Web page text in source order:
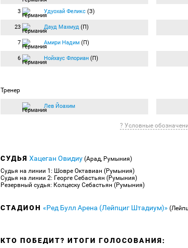
3 Удуохай Феликс (З)
23 Дауд Махмуд (П)
7 Амири Надим (П)
6 Нойхаус Флориан (П)
Тренер
Лев Йоахим
? Условные
СУДЬЯ Хацеган Овидиу (Арад, Румыния)
Судья на линии 1: Шовре Октавиан (Румыния)
Судья на линии 2: Георге Себастьян (Румыния)
Резервный судья: Колцеску Себастьян (Румыния)
СТАДИОН «Ред Булл Арена (Лейпциг Штадиум)»
КТО ПОБЕДИТ? ИТОГИ ГОЛОСОВАНИЯ: